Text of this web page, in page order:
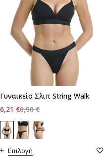
Γυναικείο Σλιπ String Walk
6,90€
6,21 €
Επιλογή